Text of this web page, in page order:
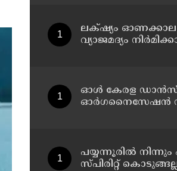
ലക്‌ഷ്യം ഓണക്കാല
വ്യാജമദ്യം
ഓൾ കേരള ഡാൻസ്
ഓർഗനൈസേഷൻ
പയ്യന്നൂരിൽ നിന്നും
സ്പിരിറ്റ്